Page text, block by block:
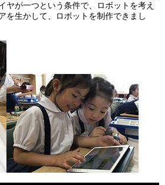
お問い合わせ サイトマップ
ヤが一つという条件で、ロボットを考え
を生かして、ロボットを制作できまし